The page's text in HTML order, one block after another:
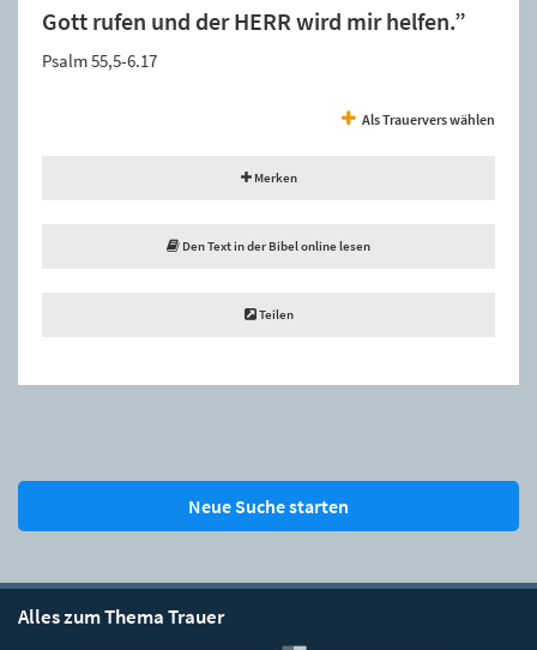
Gott rufen und der HERR wird mir helfen.”
Psalm 55,5-6.17
Als Trauervers wählen
Merken
Den Text in der Bibel online lesen
Teilen
Neue Suche starten
Alles zum Thema Trauer